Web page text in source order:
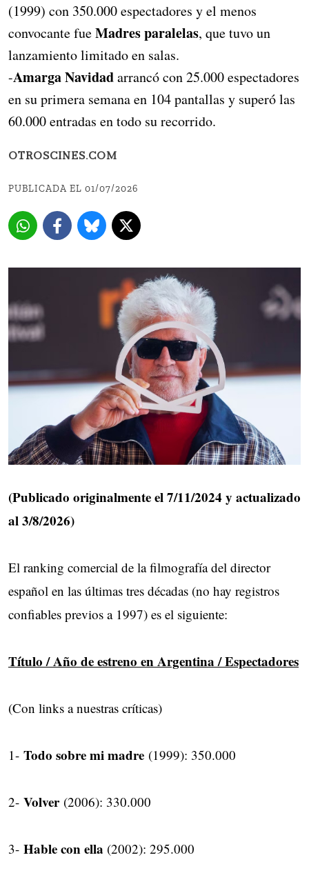
(1999) con 350.000 espectadores y el menos
convocante fueMadres paralelas, que tuvo un
lanzamiento limitado en salas.
-Amarga Navidadarrancó con 25.000 espectadores
en su primera semana en 104 pantallas y superó las
60.000 entradas en todo su recorrido.
OTROSCINES.COM
PUBLICADA EL 01/07/2026
(Publicado originalmente el 7/11/2024 y actualizado
al 3/8/2026)
El ranking comercial de la filmografía del director
español en las últimas tres décadas (no hay registros
confiables previos a 1997) es el siguiente:
Título / Año de estreno en Argentina / Espectadores
(Con links a nuestras críticas)
1- Todo sobre mi madre (1999): 350.000
2- Volver(2006): 330.000
3- Hable con ella (2002): 295.000